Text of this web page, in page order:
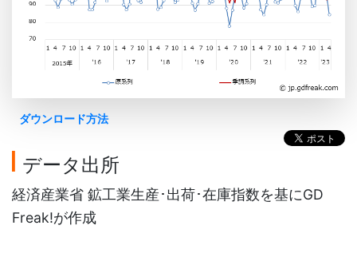
ダウンロード方法
データ出所
経済産業省 鉱工業生産･出荷･在庫指数を基にGD
Freak!が作成